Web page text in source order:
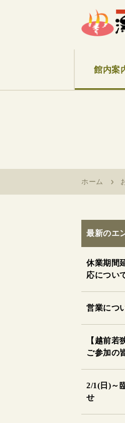
館内案
ホーム
最新のエ
休業期間
応につい
営業につ
【越前若
ご参加の
2/1(日)～
せ